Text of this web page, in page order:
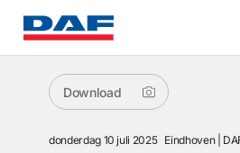
Download
donderdag 10 juli 2025 Eindhoven